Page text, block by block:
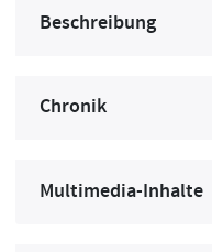
Beschreibung
Chronik
Multimedia-Inhalte